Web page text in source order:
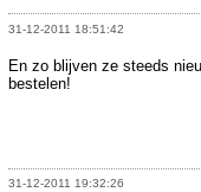
31-12-2011 18:51:42
En zo blijven ze steeds
bestelen!
31-12-2011 19:32:26